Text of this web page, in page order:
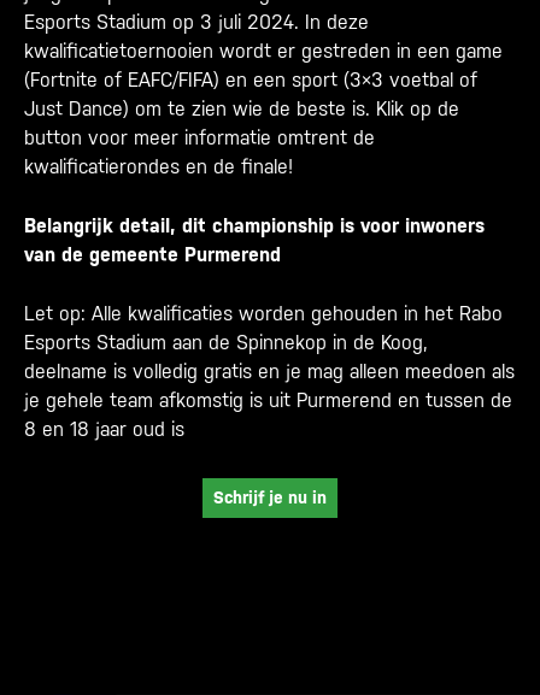
Esports Stadium op 3 juli 2024. In deze
kwalificatietoernooien wordt er gestreden in een game
(Fortnite of EAFC/FIFA) en een sport (3×3 voetbal of
Just Dance) om te zien wie de beste is. Klik op de
button voor meer informatie omtrent de
kwalificatierondes en de finale!
Belangrijk detail, dit championship is voor inwoners
van de gemeente Purmerend
Let op: Alle kwalificaties worden gehouden in het Rabo
Esports Stadium aan de Spinnekop in de Koog,
deelname is volledig gratis en je mag alleen meedoen als
je gehele team afkomstig is uit Purmerend en tussen de
8 en 18 jaar oud is
Schrijf je nu in